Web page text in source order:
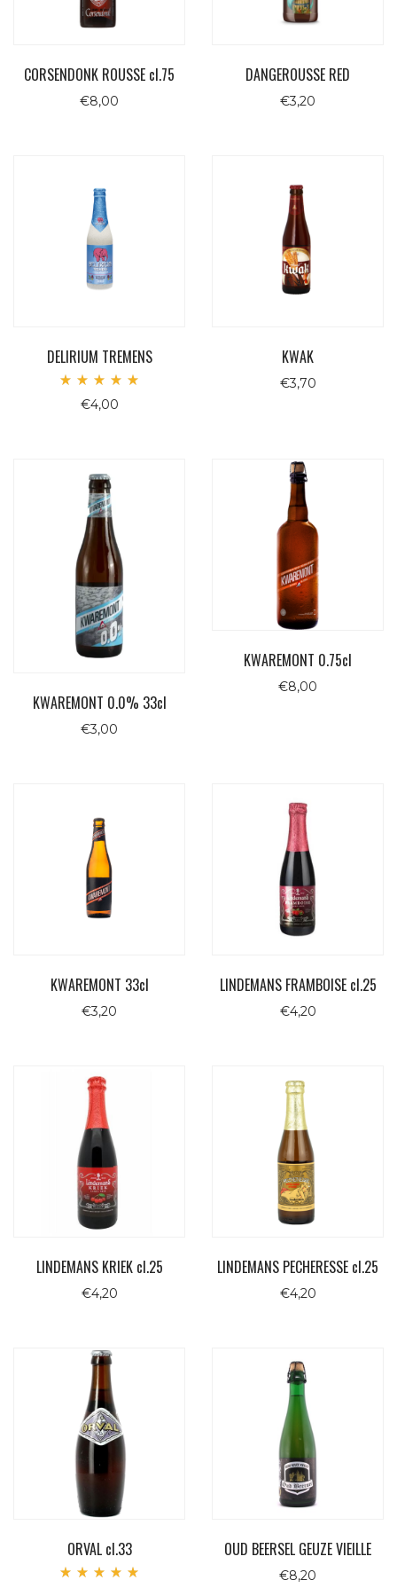
CORSENDONK ROUSSE cl.75
€8,00
DANGEROUSSE RED
€3,20
DELIRIUM TREMENS
5.00
€4,00
KWAK
€3,70
KWAREMONT 0.0% 33cl
€3,00
KWAREMONT 0.75cl
€8,00
KWAREMONT 33cl
€3,20
LINDEMANS FRAMBOISE cl.25
€4,20
LINDEMANS KRIEK cl.25
€4,20
LINDEMANS PECHERESSE cl.25
€4,20
ORVAL cl.33 OUD BEERSEL GEUZE VIEILLE
€8,20